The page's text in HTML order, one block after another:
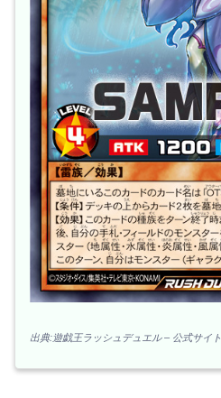
出典:遊戯王ラッシュデュエル – 公式サイト